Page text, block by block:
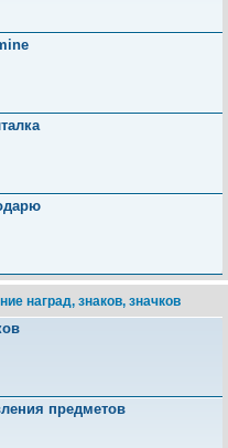
наград, знаков, значков
предметов